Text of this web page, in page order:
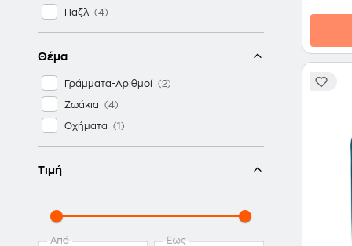
Παζλ
Θέμα
Γράμματα-Αριθμοί
Ζωάκια
Οχήματα
Τιμή
Από Έως